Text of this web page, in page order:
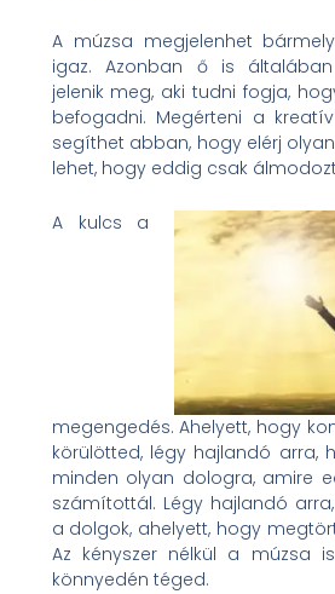
A múzsa megjelenhet
igaz. Azonban ő is
jelenik meg, aki tudni fogja,
befogadni. Megérteni a
segíthet abban, hogy elérj
lehet, hogy eddig csak
A kulcs a
megengedés. Ahelyett, hogy
körülötted, légy hajlandó arra,
minden olyan dologra, amire
számítottál. Légy hajlandó
a dolgok, ahelyett, hogy
Az kényszer nélkül a múzsa
könnyedén téged.